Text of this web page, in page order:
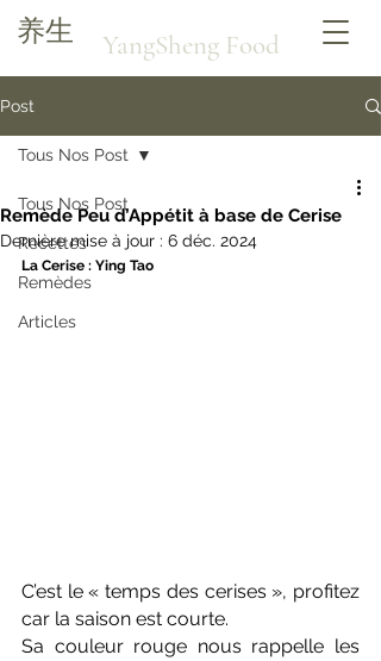
养生 YangSheng Food
Post
Tous Nos Post
Recettes
Remèdes
Articles
Tous Nos Post
Remède Peu d’Appétit à base de Cerise
Dernière mise à jour : 6 déc. 2024
La Cerise : Ying Tao
C’est le « temps des cerises », profitez
car la saison est courte.
Sa couleur rouge nous rappelle les